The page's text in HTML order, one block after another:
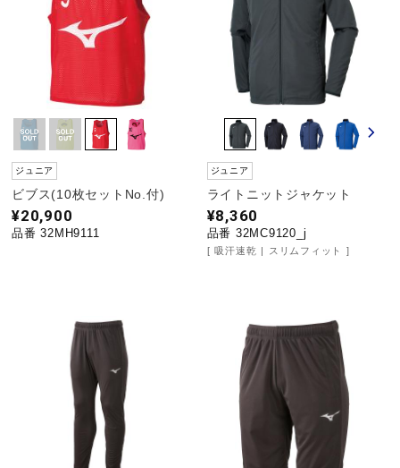
ジュニア
ビブス(10枚セットNo.付)
¥20,900
品番 32MH9111
ジュニア
ライトニットジャケット
¥8,360
品番 32MC9120_j
吸汗速乾 スリムフィット